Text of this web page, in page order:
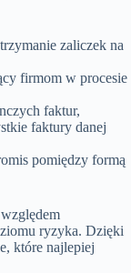
zaliczek na
firmom w procesie
faktur,
faktury danej
pomiędzy formą
ryzyka. Dzięki
które najlepiej